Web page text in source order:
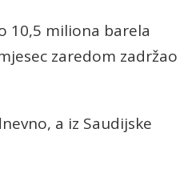
10,5 miliona barela
zaredom zadržao
a iz Saudijske